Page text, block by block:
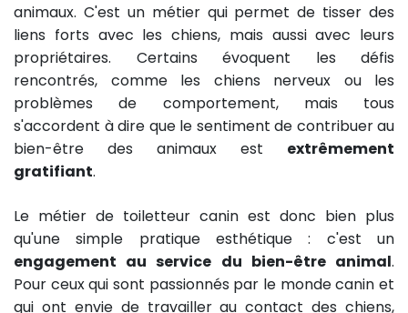
animaux. C'est un métier qui permet de tisser des
liens forts avec les chiens, mais aussi avec leurs
propriétaires. Certains évoquent les défis
rencontrés, comme les chiens nerveux ou les
problèmes de comportement, mais tous
s'accordent à dire que le sentiment de contribuer au
bien-être des animaux est extrêmement
gratifiant.
Le métier de toiletteur canin est donc bien plus
qu'une simple pratique esthétique : c'est un
engagement au service du bien-être animal.
Pour ceux qui sont passionnés par le monde canin et
qui ont envie de travailler au contact des chiens,